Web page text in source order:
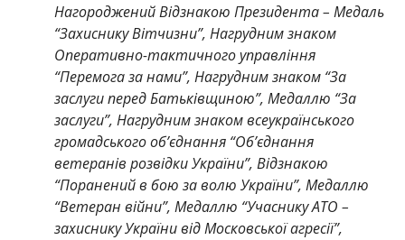
Нагороджений Відзнакою Президента – Медаль
“Захиснику Вітчизни”, Нагрудним знаком
Оперативно-тактичного управління
“Перемога за нами”, Нагрудним знаком “За
заслуги перед Батьківщиною”, Медаллю “За
заслуги”, Нагрудним знаком всеукраїнського
громадського об’єднання “Об’єднання
ветеранів розвідки України”, Відзнакою
“Поранений в бою за волю України”, Медаллю
“Ветеран війни”, Медаллю “Учаснику АТО –
захиснику України від Московської агресії”,